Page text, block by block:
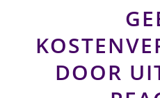
DOOR